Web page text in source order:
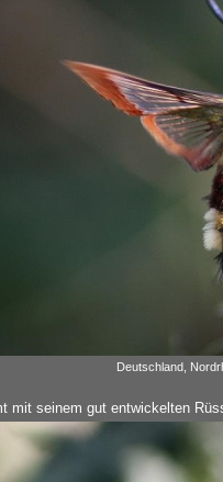
Deutschland,
mit seinem gut entwickelten